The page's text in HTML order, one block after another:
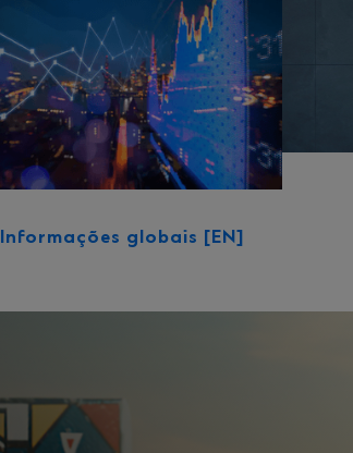
Informações globais [EN]